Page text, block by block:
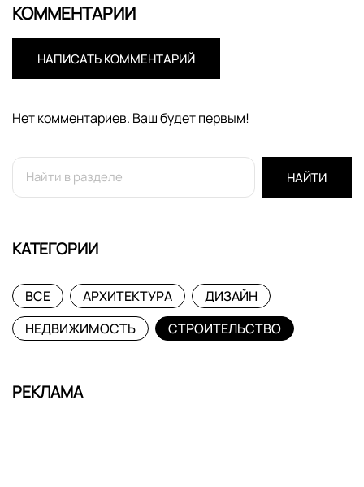
КОММЕНТАРИИ
НАПИСАТЬ КОММЕНТАРИЙ
Нет комментариев. Ваш будет первым!
НАЙТИ
КАТЕГОРИИ
ВСЕ АРХИТЕКТУРА
ДИЗАЙН
НЕДВИЖИМОСТЬ
СТРОИТЕЛЬСТВО
РЕКЛАМА